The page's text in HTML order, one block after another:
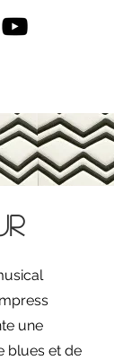
une
blues et de